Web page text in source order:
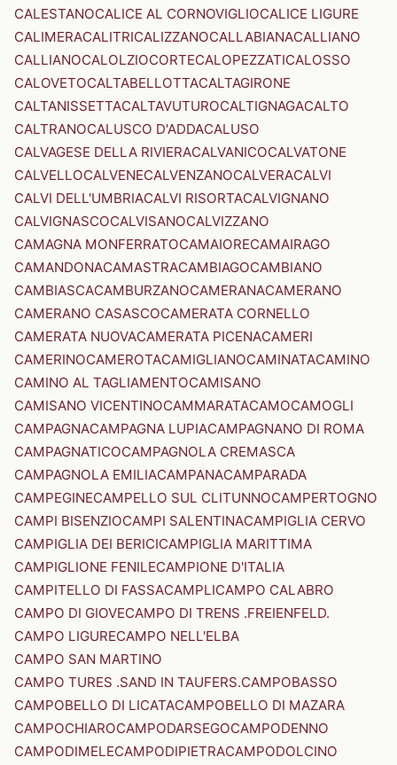
CALESTANOCALICE AL CORNOVIGLIOCALICE LIGURE
CALIMERACALITRICALIZZANOCALLABIANACALLIANO
CALLIANOCALOLZIOCORTECALOPEZZATICALOSSO
CALOVETOCALTABELLOTTACALTAGIRONE
CALTANISSETTACALTAVUTUROCALTIGNAGACALTO
CALTRANOCALUSCO D'ADDACALUSO
CALVAGESE DELLA RIVIERACALVANICOCALVATONE
CALVELLOCALVENECALVENZANOCALVERACALVI
CALVI DELL'UMBRIACALVI RISORTACALVIGNANO
CALVIGNASCOCALVISANOCALVIZZANO
CAMAGNA MONFERRATOCAMAIORECAMAIRAGO
CAMANDONACAMASTRACAMBIAGOCAMBIANO
CAMBIASCACAMBURZANOCAMERANACAMERANO
CAMERANO CASASCOCAMERATA CORNELLO
CAMERATA NUOVACAMERATA PICENACAMERI
CAMERINOCAMEROTACAMIGLIANOCAMINATACAMINO
CAMINO AL TAGLIAMENTOCAMISANO
CAMISANO VICENTINOCAMMARATACAMOCAMOGLI
CAMPAGNACAMPAGNA LUPIACAMPAGNANO DI ROMA
CAMPAGNATICOCAMPAGNOLA CREMASCA
CAMPAGNOLA EMILIACAMPANACAMPARADA
CAMPEGINECAMPELLO SUL CLITUNNOCAMPERTOGNO
CAMPI BISENZIOCAMPI SALENTINACAMPIGLIA CERVO
CAMPIGLIA DEI BERICICAMPIGLIA MARITTIMA
CAMPIGLIONE FENILECAMPIONE D'ITALIA
CAMPITELLO DI FASSACAMPLICAMPO CALABRO
CAMPO DI GIOVECAMPO DI TRENS .FREIENFELD.
CAMPO LIGURECAMPO NELL'ELBA
CAMPO SAN MARTINO
CAMPO TURES .SAND IN TAUFERS.CAMPOBASSO
CAMPOBELLO DI LICATACAMPOBELLO DI MAZARA
CAMPOCHIAROCAMPODARSEGOCAMPODENNO
CAMPODIMELECAMPODIPIETRACAMPODOLCINO